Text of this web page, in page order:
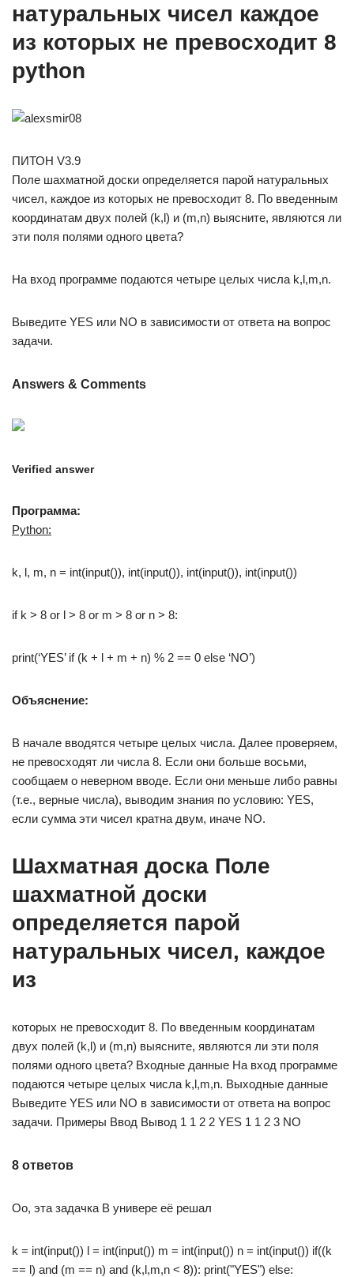
натуральных чисел каждое
из которых не превосходит 8
python
ПИТОН V3.9
Поле шахматной доски определяется парой натуральных
чисел, каждое из которых не превосходит 8. По введенным
координатам двух полей (k,l) и (m,n) выясните, являются ли
эти поля полями одного цвета?
На вход программе подаются четыре целых числа k,l,m,n.
Выведите YES или NO в зависимости от ответа на вопрос
задачи.
Answers & Comments
Verified answer
Программа:
Python:
k, l, m, n = int(input()), int(input()), int(input()), int(input())
if k > 8 or l > 8 or m > 8 or n > 8:
print(‘YES’ if (k + l + m + n) % 2 == 0 else ‘NO’)
Объяснение:
В начале вводятся четыре целых числа. Далее проверяем,
не превосходят ли числа 8. Если они больше восьми,
сообщаем о неверном вводе. Если они меньше либо равны
(т.е., верные числа), выводим знания по условию: YES,
если сумма эти чисел кратна двум, иначе NO.
Шахматная доска Поле
шахматной доски
определяется парой
натуральных чисел, каждое
из
которых не превосходит 8. По введенным координатам
двух полей (k,l) и (m,n) выясните, являются ли эти поля
полями одного цвета? Входные данные На вход программе
подаются четыре целых числа k,l,m,n. Выходные данные
Выведите YES или NO в зависимости от ответа на вопрос
задачи. Примеры Ввод Вывод 1 1 2 2 YES 1 1 2 3 NO
8 ответов
Оо, эта задачка В универе её решал
k = int(input()) l = int(input()) m = int(input()) n = int(input()) if((k
== l) and (m == n) and (k,l,m,n < 8)): print("YES") else: